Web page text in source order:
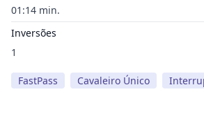
01:14 min.
Inversões
1
FastPass Cavaleiro Único